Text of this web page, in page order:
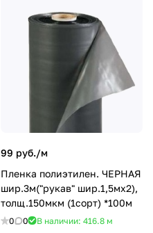
99 руб./м
Пленка полиэтилен. ЧЕРНАЯ
шир.3м("рукав" шир.1,5мх2),
толщ.150мкм (1сорт) *100м
0 0 В наличии: 416.8 м